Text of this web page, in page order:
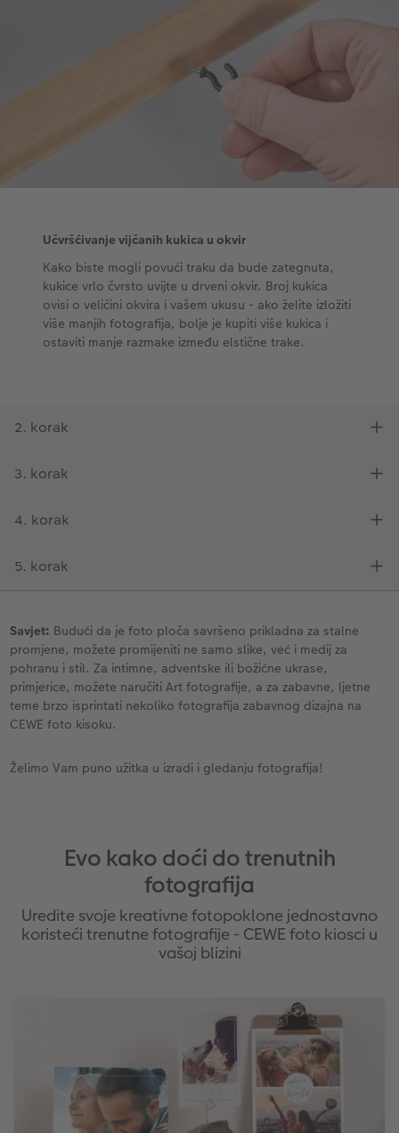
Savjet: Budući da je foto ploča savršeno prikladna za stalne
promjene, možete promijeniti ne samo slike, već i medij za
pohranu i stil. Za intimne, adventske ili božićne ukrase,
primjerice, možete naručiti Art fotografije, a za zabavne, ljetne
teme brzo isprintati nekoliko fotografija zabavnog dizajna na
CEWE foto kisoku.
Želimo Vam puno užitka u izradi i gledanju fotografija!
Evo kako doći do trenutnih
fotografija
Uredite svoje kreativne fotopoklone jednostavno
koristeći trenutne fotografije - CEWE foto kiosci u
vašoj blizini